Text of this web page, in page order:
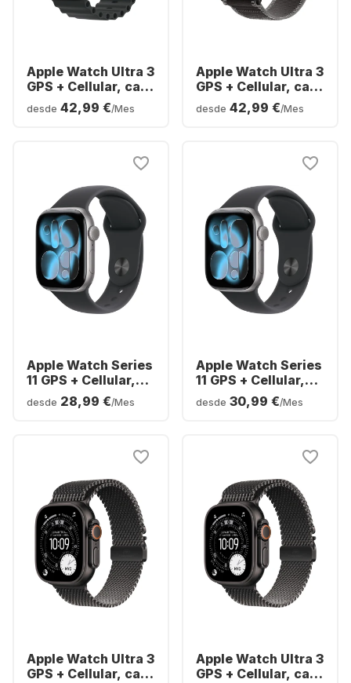
Apple Watch Ultra 3
GPS + Cellular, caja
de titanio, correa
Ocean, 49 mm
desde 42,99 €/Mes
Apple Watch Ultra 3
GPS + Cellular, caja
de titanio, correa
Trail Loop, 49 mm
desde 42,99 €/Mes
Apple Watch Series
11 GPS + Cellular,
caja de aluminio,
42 mm
desde 28,99 €/Mes
Apple Watch Series
11 GPS + Cellular,
caja de aluminio,
46 ​​mm
desde 30,99 €/Mes
Apple Watch Ultra 3
GPS + Cellular, caja
Apple Watch Ultra 3
GPS + Cellular, caja